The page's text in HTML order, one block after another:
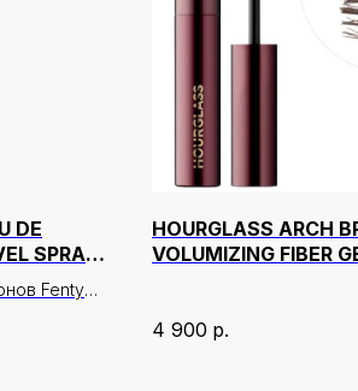
DE
SPRAY
Fenty
HOURGLASS ARCH
VOLUMIZING FIBER
4 900 р.